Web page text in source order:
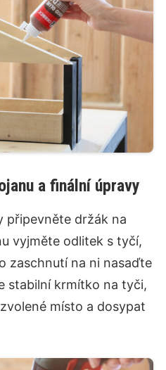
a finální úpravy
připevněte držák na
vyjměte odlitek s tyčí,
zaschnutí na ni nasaďte
stabilní krmítko na tyči,
místo a dosypat